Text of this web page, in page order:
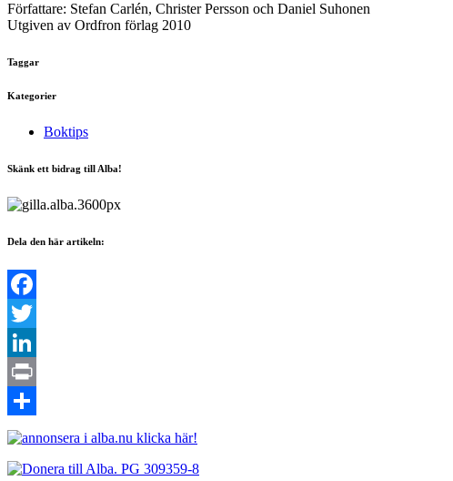
Författare: Stefan Carlén, Christer Persson och Daniel Suhonen
Utgiven av Ordfron förlag 2010
Taggar
Kategorier
Boktips
Skänk ett bidrag till Alba!
Dela den här artikeln:
Facebook
Twitter
LinkedIn
Print
Dela